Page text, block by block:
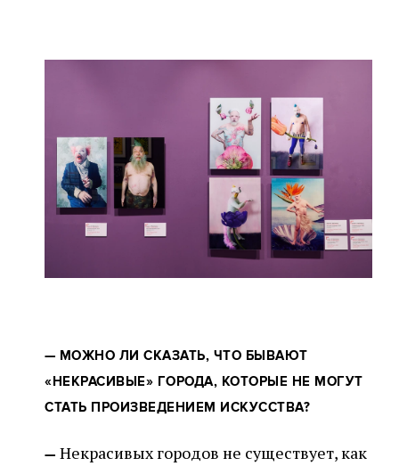
— МОЖНО ЛИ СКАЗАТЬ, ЧТО БЫВАЮТ
«НЕКРАСИВЫЕ» ГОРОДА, КОТОРЫЕ НЕ МОГУТ
СТАТЬ ПРОИЗВЕДЕНИЕМ ИСКУССТВА?
— Некрасивых городов не существует, как